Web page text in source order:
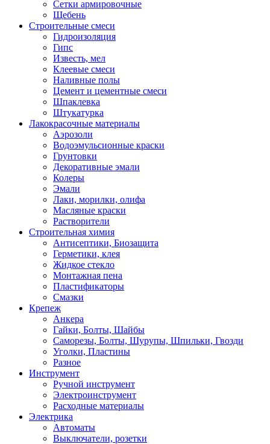
Сетки армировочные
Щебень
Строительные смеси
Гидроизоляция
Гипс
Известь, мел
Клеевые смеси
Наливные полы
Цемент и цементные смеси
Шпаклевка
Штукатурка
Лакокрасочные материалы
Аэрозоли
Водоэмульсионные краски
Грунтовки
Декоративные эмали
Колеры
Эмали
Лаки, морилки, олифа
Масляные краски
Растворители
Строительная химия
Антисептики, Биозащита
Герметики, клея
Жидкое стекло
Монтажная пена
Пластификаторы
Смазки
Крепеж
Анкера
Гайки, Болты, Шайбы
Саморезы, Болты, Шурупы, Шпильки, Гвозди
Уголки, Пластины
Разное
Инструмент
Ручной инструмент
Электроинструмент
Расходные материалы
Электрика
Автоматы
Выключатели, розетки